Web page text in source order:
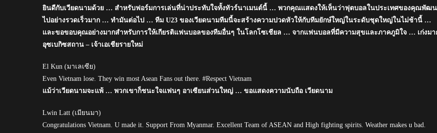
ยินดีกับเวียดนามด้วย … สำหรับฟอร์มการเล่นที่น่าประทับใจทั้งทัวร์นาเมนต์นี้ … พวกคุณแสดงให้เห็นว่าฟุตบอลในประเทศของคุณพัฒ
ไปอย่างรวดเร็วมาก … ทำมันต่อไป … ทีม U23 ของเวียดนามทีมนี้จะสร้างความปวดหัวให้กับทีมยักษ์ใหญ่ในระดับชุดใหญ่ในไม่ช้านี้ …
และขอขอบคุณอย่างมากสำหรับการให้เกียรติแฟนบอลของทีมอื่นๆ ในโลกโซเชียล … จากแฟนบอลที่มีความสุขและภาคภูมิใจ … เก่งมา
อุซเบกิซสถาน – เจ้าเอเชียรายใหม่
El Kun (มาเลเซีย)
Even Vietnam lose. They win most Asean Fans out there. #Respect Vietnam
แม้ว่าเวียดนามจะแพ้ … พวกเขาก็ชนะใจแฟนๆ อาเซียนส่วนใหญ่ … ขอแสดงความนับถือ เวียดนาม
Lwin Latt (เมียนมา)
Congratulations Vietnam. U made it. Support From Myanmar. Excellent Team of ASEAN and High fighting spirits. Weather makes u bad.